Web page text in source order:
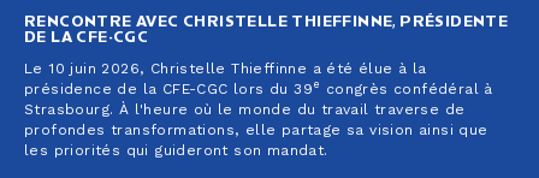
RENCONTRE AVEC CHRISTELLE THIEFFINNE, PRÉSIDENTE
DE LA CFE-CGC
Le 10 juin 2026, Christelle Thieffinne a été élue à la
présidence de la CFE-CGC lors du 39e
congrès confédéral à
Strasbourg. À l'heure où le monde du travail traverse de
profondes transformations, elle partage sa vision ainsi que
les priorités qui guideront son mandat.